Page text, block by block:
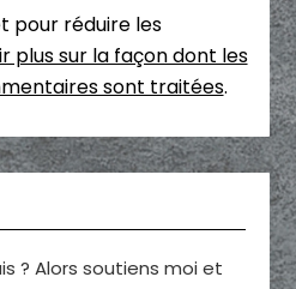
pour réduire les
plus sur la façon dont les
sont traitées.
? Alors soutiens moi et